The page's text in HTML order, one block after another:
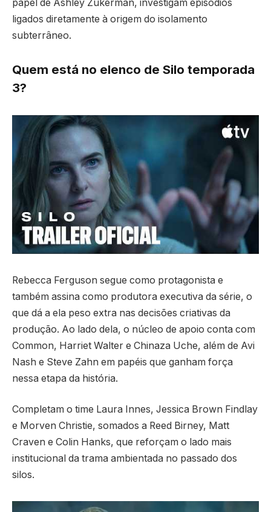
papel de Ashley Zukerman, investigam episódios
ligados diretamente à origem do isolamento
subterrâneo.
Quem está no elenco de Silo temporada
3?
Rebecca Ferguson segue como protagonista e
também assina como produtora executiva da série, o
que dá a ela peso extra nas decisões criativas da
produção. Ao lado dela, o núcleo de apoio conta com
Common, Harriet Walter e Chinaza Uche, além de Avi
Nash e Steve Zahn em papéis que ganham força
nessa etapa da história.
Completam o time Laura Innes, Jessica Brown Findlay
e Morven Christie, somados a Reed Birney, Matt
Craven e Colin Hanks, que reforçam o lado mais
institucional da trama ambientada no passado dos
silos.